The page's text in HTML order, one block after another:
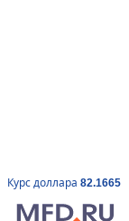
Курс доллара 82.1665